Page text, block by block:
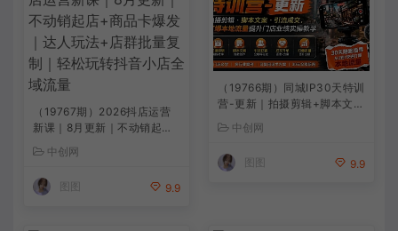
（19767期）2026抖店运营
新课｜8月更新｜不动销起店
+商品卡爆发｜达人玩法+店
群批量复制｜轻松玩转抖音小
店全域流量
中创网
9.9
（19766期）同城IP30天特训
营-更新｜拍摄剪辑+脚本文案
+引流成交，打爆本地流量提
升门店业绩实操教学
中创网
9.9